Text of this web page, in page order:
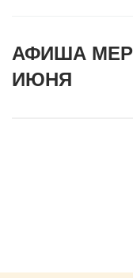
АФИША
ИЮНЯ